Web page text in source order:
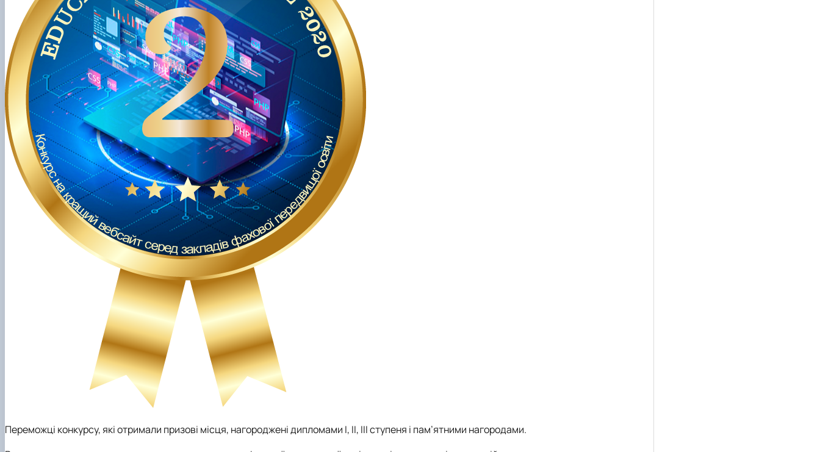
Переможці конкурсу, які отримали призові місця, нагороджені дипломами І, ІІ, ІІІ ступеня і пам’ятними нагородами.